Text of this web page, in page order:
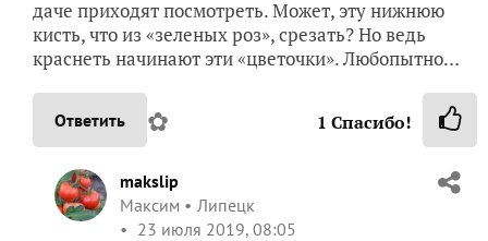
даче приходят посмотреть. Может, эту нижнюю
кисть, что из «зеленых роз», срезать? Но ведь
краснеть начинают эти «цветочки». Любопытно…
Ответить ✿ 1 Спасибо!
makslip
Максим
Липецк
23 июля 2019, 08:05